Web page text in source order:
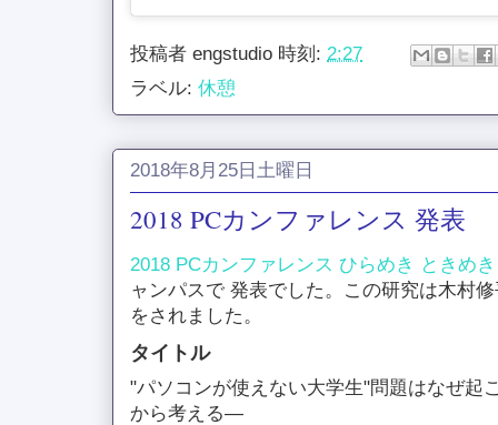
投稿者 engstudio 時刻: 2:27
ラベル: 休憩
2018年8月25日土曜日
2018 PCカンファレンス 発表
2018 PCカンファレンス ひらめき ときめ
ャンパスで 発表でした。この研究は木村
をされました。
タイトル
"パソコンが使えない大学生"問題はなぜ
から考える―